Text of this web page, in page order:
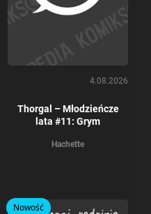
4.08.2026
Thorgal – Młodzieńcze
lata #11: Grym
Hachette
Nowość